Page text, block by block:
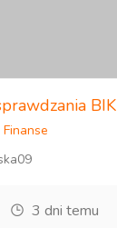
BIK
Finanse
3 dni temu